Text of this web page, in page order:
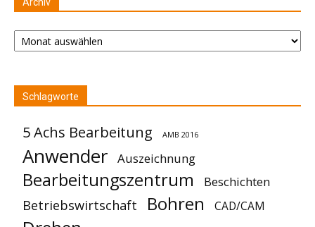
Archiv
Archiv
Schlagworte
5 Achs Bearbeitung AMB 2016
Anwender Auszeichnung
Bearbeitungszentrum Beschichten
Betriebswirtschaft Bohren CAD/CAM